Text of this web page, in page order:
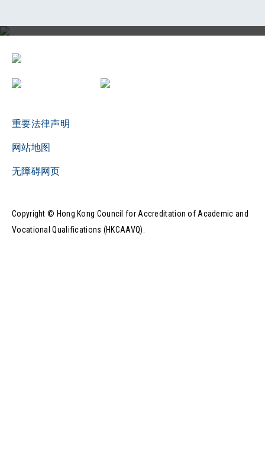
评审局三十周年志庆影片
重要法律声明
网站地图
无障碍网页
Copyright © Hong Kong Council for Accreditation of Academic and
Vocational Qualifications (HKCAAVQ).